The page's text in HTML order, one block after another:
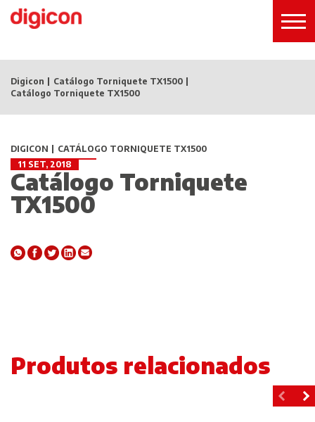
Digicon
Catálogo Torniquete TX1500
Catálogo Torniquete TX1500
DIGICON
CATÁLOGO TORNIQUETE TX1500
11 SET, 2018
Catálogo Torniquete
TX1500
Produtos relacionados